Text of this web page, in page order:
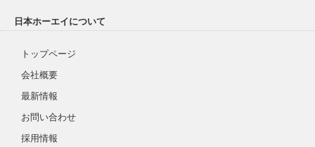
日本ホーエイについて
トップページ
会社概要
最新情報
お問い合わせ
採用情報